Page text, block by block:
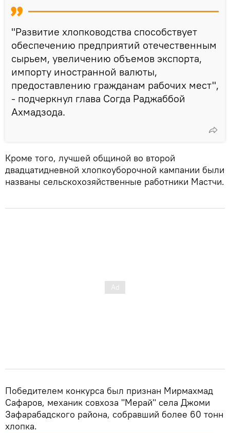
"Развитие хлопководства способствует
обеспечению предприятий отечественным
сырьем, увеличению объемов экспорта,
импорту иностранной валюты,
предоставлению гражданам рабочих мест",
- подчеркнул глава Согда Раджаббой
Ахмадзода.
Кроме того, лучшей общиной во второй
двадцатидневной хлопкоуборочной кампании были
названы сельскохозяйственные работники Мастчи.
Победителем конкурса был признан Мирмахмад
Сафаров, механик совхоза "Мерай" села Джоми
Зафарабадского района, собравший более 60 тонн
хлопка.